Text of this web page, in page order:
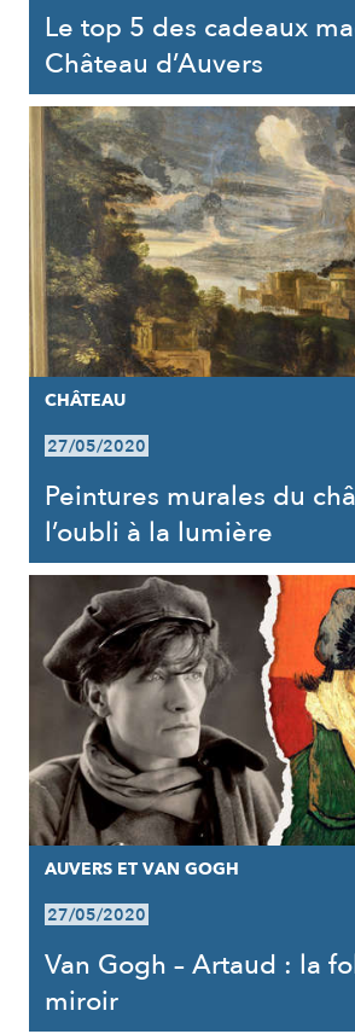
Le top 5 des cadeaux
Château d’Auvers
CHÂTEAU
27/05/2020
Peintures murales du
l’oubli à la lumière
AUVERS ET VAN GOGH
27/05/2020
Van Gogh – Artaud : la
miroir